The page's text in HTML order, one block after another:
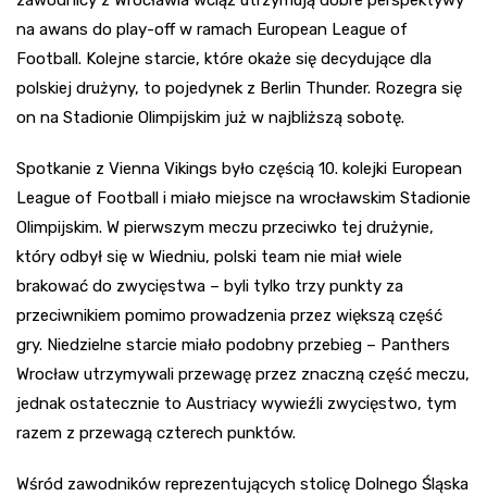
na awans do play-off w ramach European League of
Football. Kolejne starcie, które okaże się decydujące dla
polskiej drużyny, to pojedynek z Berlin Thunder. Rozegra się
on na Stadionie Olimpijskim już w najbliższą sobotę.
Spotkanie z Vienna Vikings było częścią 10. kolejki European
League of Football i miało miejsce na wrocławskim Stadionie
Olimpijskim. W pierwszym meczu przeciwko tej drużynie,
który odbył się w Wiedniu, polski team nie miał wiele
brakować do zwycięstwa – byli tylko trzy punkty za
przeciwnikiem pomimo prowadzenia przez większą część
gry. Niedzielne starcie miało podobny przebieg – Panthers
Wrocław utrzymywali przewagę przez znaczną część meczu,
jednak ostatecznie to Austriacy wywieźli zwycięstwo, tym
razem z przewagą czterech punktów.
Wśród zawodników reprezentujących stolicę Dolnego Śląska